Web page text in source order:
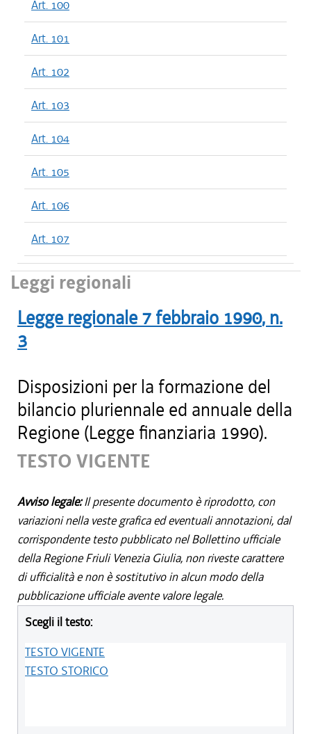
Art. 100
Art. 101
Art. 102
Art. 103
Art. 104
Art. 105
Art. 106
Art. 107
Leggi regionali
Legge regionale 7 febbraio 1990, n.
3
Disposizioni per la formazione del
bilancio pluriennale ed annuale della
Regione (Legge finanziaria 1990).
TESTO VIGENTE
Avviso legale:Il presente documento è riprodotto, con
variazioni nella veste grafica ed eventuali annotazioni, dal
corrispondente testo pubblicato nel Bollettino ufficiale
della Regione Friuli Venezia Giulia, non riveste carattere
di ufficialità e non è sostitutivo in alcun modo della
pubblicazione ufficiale avente valore legale.
Scegli il testo:
TESTO VIGENTE
TESTO STORICO